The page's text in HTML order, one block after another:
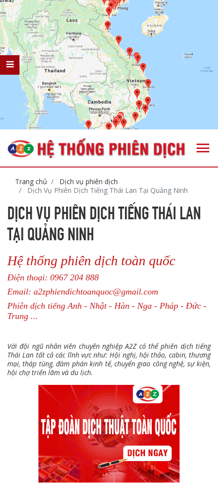
Trang chủ
Dịch vụ phiên dịch
Dịch Vụ Phiên Dịch Tiếng Thái Lan Tại Quảng Ninh
DỊCH VỤ PHIÊN DỊCH TIẾNG THÁI LAN
TẠI QUẢNG NINH
Hệ thống phiên dịch toàn quốc
Điện thoại: 0967 204 888
Email: a2zphiendichtoanquoc@gmail.com
Phiên dịch tiếng Anh - Nhật - Hàn - Nga - Pháp - Đức -
Trung ...
Với đội ngũ nhân viên chuyên nghiệp A2Z có thể phiên dịch tiếng
Thái Lan tất cả các lĩnh vực như: Hội nghị, hội thảo, cabin, thương
mại, tháp tùng, đàm phán kinh tế, chuyển giao công nghệ, sự kiện,
hội chợ triển lãm và du lịch.